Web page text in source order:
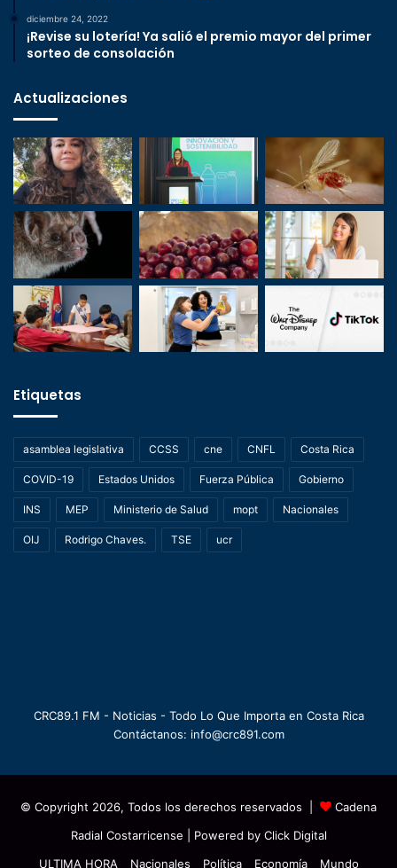
diciembre 24, 2022
¡Revise su lotería! Ya salió el premio mayor del primer
sorteo de consolación
Actualizaciones
Etiquetas
asamblea legislativa CCSS cne CNFL Costa Rica
COVID-19 Estados Unidos Fuerza Pública Gobierno
INS MEP Ministerio de Salud mopt Nacionales
OIJ Rodrigo Chaves. TSE ucr
CRC89.1 FM - Noticias - Todo Lo Que Importa en Costa Rica
Contáctanos: info@crc891.com
© Copyright 2026, Todos los derechos reservados |
Cadena
Radial Costarricense | Powered by Click Digital
ULTIMA HORA
Nacionales Política Economía Mundo